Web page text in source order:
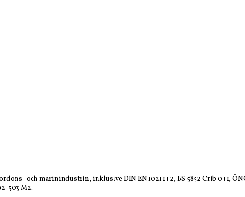
och marinindustrin, inklusive DIN EN 1021 1+2, BS 5852 Crib 0+1,
503 M2.